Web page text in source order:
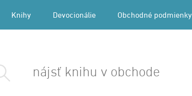
Knihy Devocionálie Obchodné podmienky